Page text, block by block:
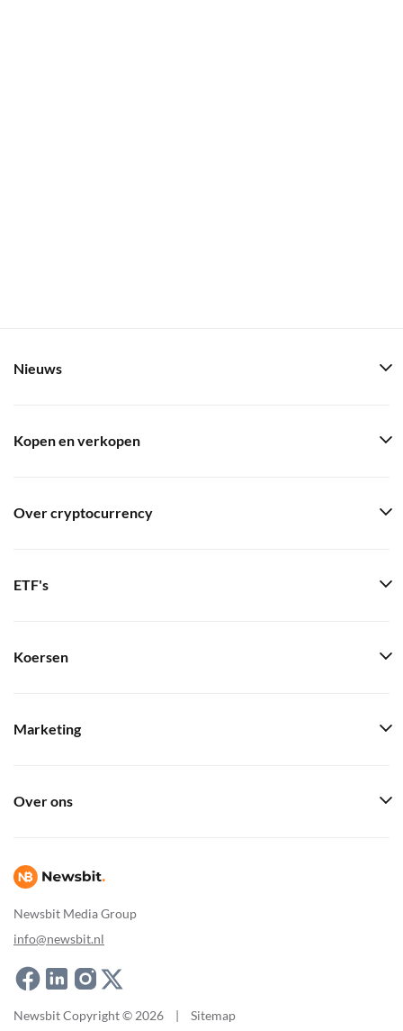
Newsbit Media Group
info@newsbit.nl
Nieuws
Kopen en verkopen
Over cryptocurrency
ETF's
Koersen
Marketing
Over ons
Newsbit Copyright © 2026 | Sitemap